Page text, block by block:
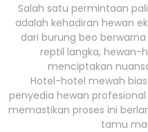
Salah satu permintaan
adalah kehadiran hewan
dari burung beo
reptil langka, hewan-
menciptakan
Hotel-hotel mewah
penyedia hewan
memastikan proses ini
tamu